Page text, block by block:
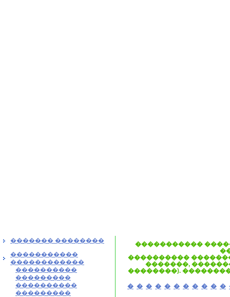
������� ��������
�����������
������������
����������
���������
����������
���������
�����������
����������
�������,
��������).
� � � � � � � � � � �